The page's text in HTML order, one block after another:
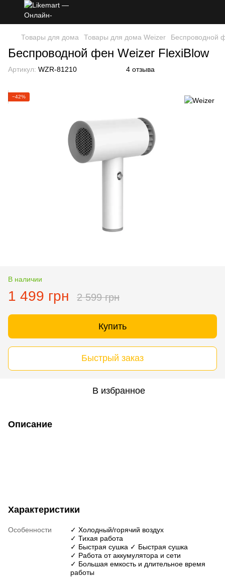
Товары для дома Товары для дома Weizer Беспроводной
Беспроводной фен Weizer FlexiBlow
Артикул: WZR-81210 4 отзыва
−42%
В наличии
1 499 грн 2 599 грн
Купить
Быстрый заказ
В избранное
Описание
Характеристики
Особенности
✓ Холодный/горячий воздух
✓ Тихая работа
✓ Быстрая сушка ✓ Быстрая сушка
✓ Работа от аккумулятора и сети
✓ Большая емкость и длительное время
работы